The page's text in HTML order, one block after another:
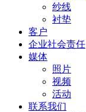
纱线
衬垫
客户
企业社会责任
媒体
照片
视频
活动
联系我们